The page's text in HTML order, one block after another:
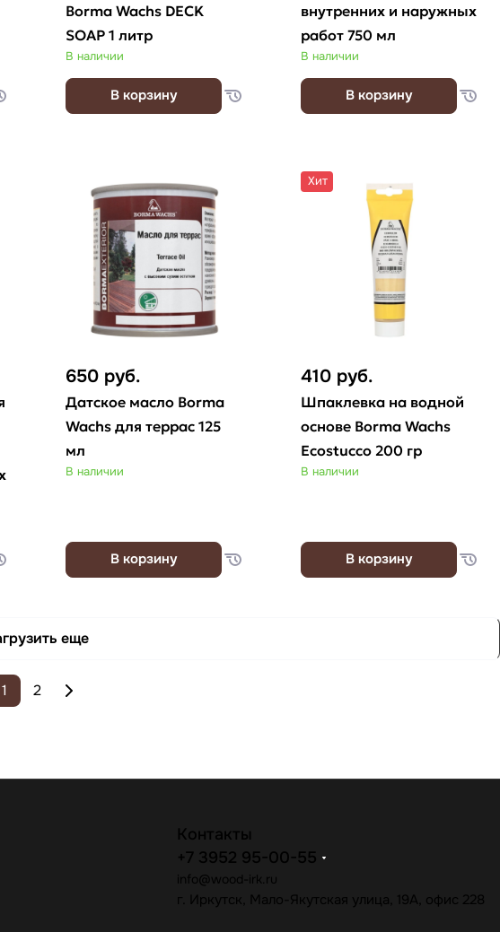
Borma Wachs DECK
SOAP 1 литр
В наличии
В корзину
внутренних и наружных
работ 750 мл
В наличии
В корзину
650 руб.
Датское масло Borma
Wachs для террас 125
мл
В наличии
В корзину
Хит
410 руб.
Шпаклевка на водной
основе Borma Wachs
Ecostucco 200 гр
В наличии
В корзину
еще
1 2
Контакты
+7 3952 95-00-55
info@wood-irk.ru
г. Иркутск, Мало-Якутская улица, 19А, офис 228